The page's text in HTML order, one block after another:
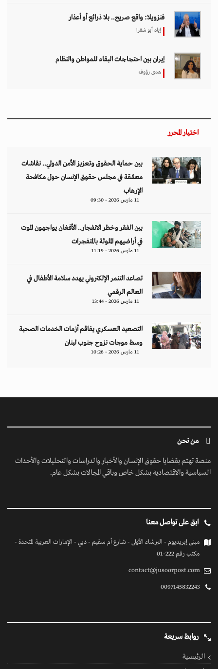
فنزويلا: واقع صريح.. بلا ذرائع أو أعذار
إياد أبو شقرا
إيران بين احتجاجات البقاء للمواطن والنظام
هدى رؤوف
اختيار المحرر
بين حماية الحقوق وتعزيز الأمن الدولي.. نقاشات
معمّقة في مجلس حقوق الإنسان حول مكافحة
الإرهاب
11 مارس 2026 - 09:30
بين الفقر وخطر الانفجار.. الأفغان يواجهون الموت
في أراضيهم الملوثة بالمتفجرات
11 مارس 2026 - 11:19
تصاعد التنمر الإلكتروني يهدد سلامة الأطفال في
العالم الرقمي
11 مارس 2026 - 13:44
التصعيد العسكري يفاقم أزمات الخدمات الصحية
وسط موجات نزوح جنوب لبنان
11 مارس 2026 - 10:26
من نحن
منصة تهتم بقضايا حقوق الإنسان والأخبار والدراسات والتحليلات والأحداث
السياسية والاقتصادية بشكل خاص وباقي المجالات بشكل عام.
ابق على تواصل معنا
مبنى إيريديوم - البرشاء الأولى - شارع أم سقيم - دبي - الإمارات العربية المتحدة -
مكتب رقم 222-01
contact@jusoorpost.com
0097145832243
روابط سريعة
الرئيسية